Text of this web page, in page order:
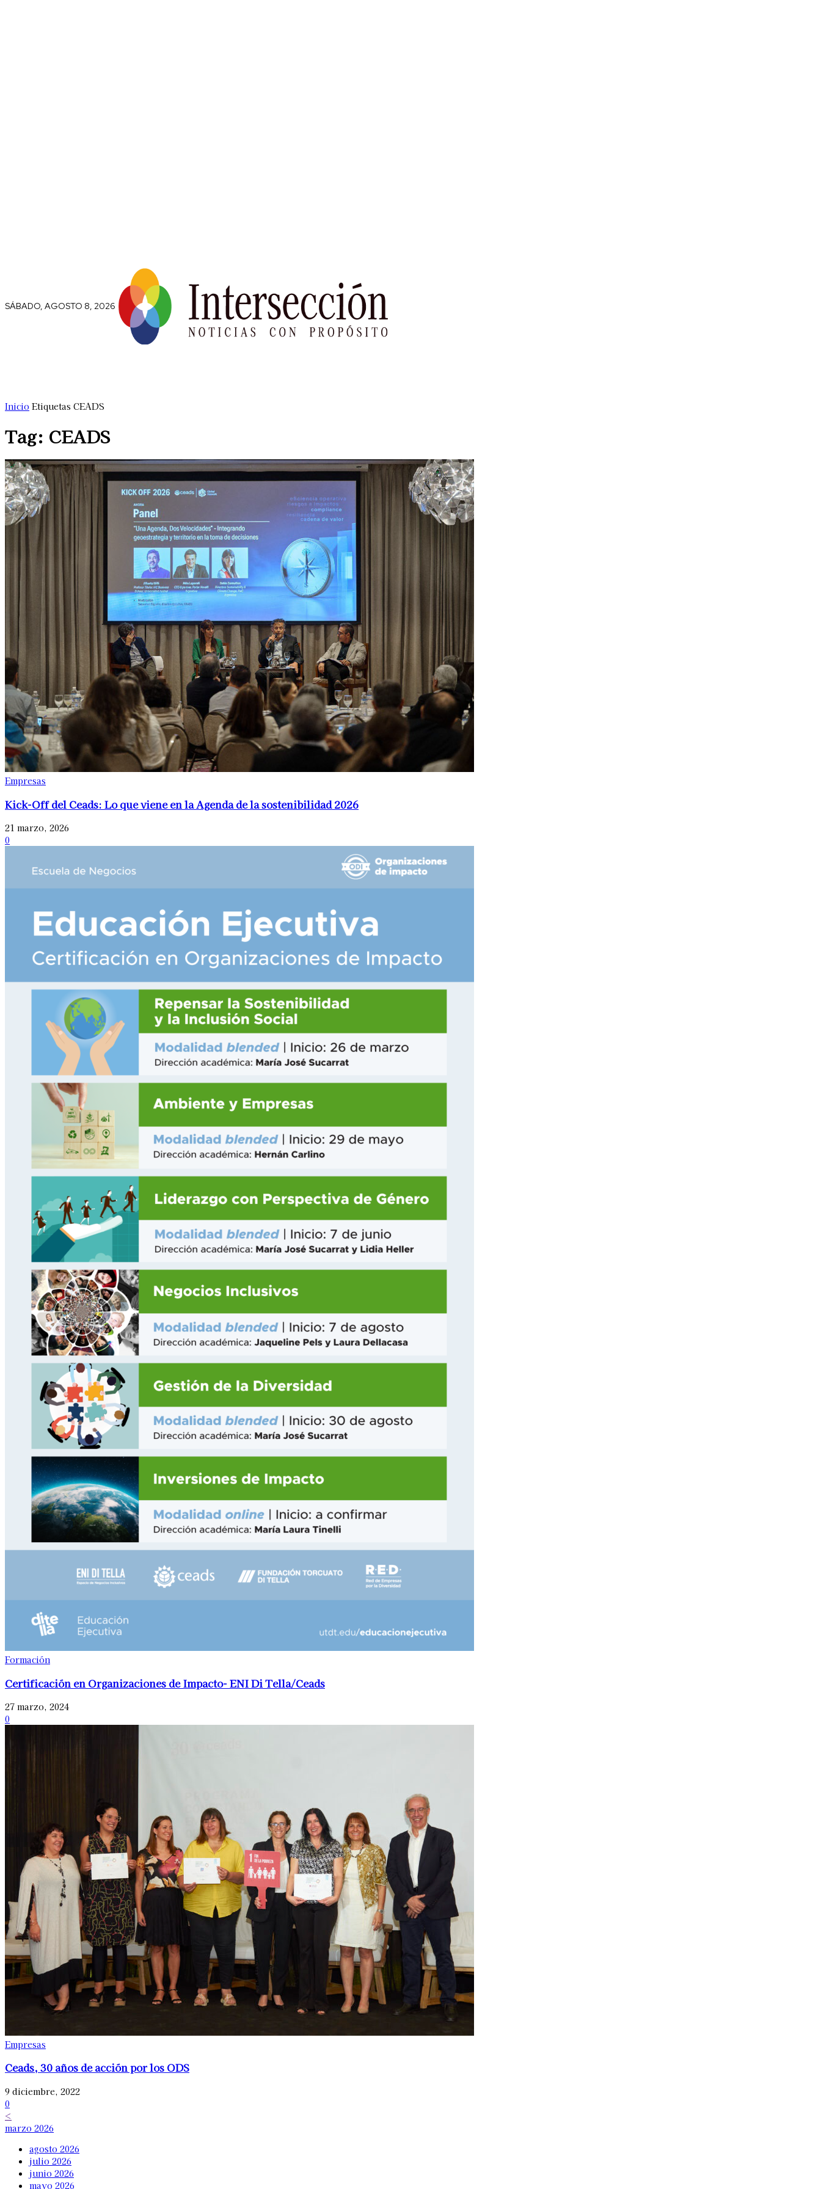
SÁBADO, AGOSTO 8, 2026
Inicio Etiquetas CEADS
Tag: CEADS
Empresas
Kick-Off del Ceads: Lo que viene en la Agenda de la sostenibilidad 2026
21 marzo, 2026
0
Formación
Certificación en Organizaciones de Impacto- ENI Di Tella/Ceads
27 marzo, 2024
0
Empresas
Ceads, 30 años de acción por los ODS
9 diciembre, 2022
0
<
marzo 2026
agosto 2026
julio 2026
junio 2026
mayo 2026